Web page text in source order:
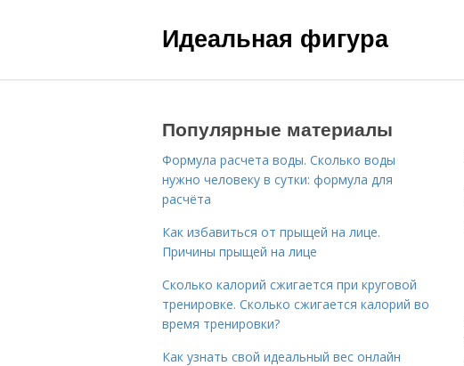
Идеальная фигура
Популярные материалы
Формула расчета воды. Сколько воды
нужно человеку в сутки: формула для
расчёта
Как избавиться от прыщей на лице.
Причины прыщей на лице
Сколько калорий сжигается при круговой
тренировке. Сколько сжигается калорий во
время тренировки?
Как узнать свой идеальный вес онлайн